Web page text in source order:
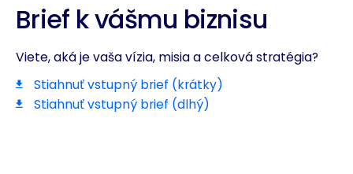
Brief k vášmu biznisu
Viete, aká je vaša vízia, misia a celková stratégia?
Stiahnuť vstupný brief (krátky)
Stiahnuť vstupný brief (dlhý)